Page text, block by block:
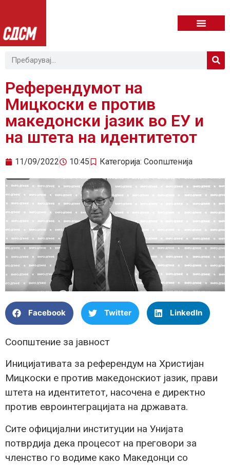
Референдумот на
Мицкоски е против
македонски јазик во ЕУ и
на штета на идентитетот
11/09/2022 10:45 Категорија: Соопштенија
Facebook Twitter LinkedIn
Соопштение за јавност
Иницијативата за референдум на Христијан
Мицкоски е против македонскиот јазик, прави
штета на идентитетот, насочена е директно
против евроинтеграцијата на државата.
Сите официјални институции на Унијата
потврдија дека процесот на преговори за
членство го водиме како Македонци со